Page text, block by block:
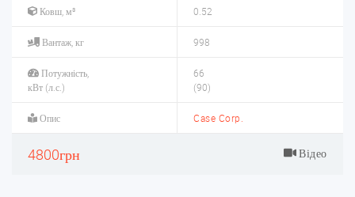
Ковш, м³ 0.52
Вантаж, кг 998
Потужність,
кВт (л.с.)
66
(90)
Опис Case Corp.
4800грн Відео